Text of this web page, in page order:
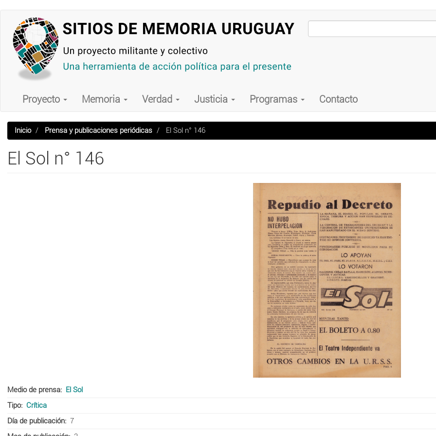
contenido
principal
Main
navigation
Proyecto Memoria Verdad Justicia Programas Contacto
Inicio Prensa y publicaciones periódicas El Sol n° 146
El Sol n° 146
Medio de prensa
El Sol
Tipo
Crítica
Día de publicación
7